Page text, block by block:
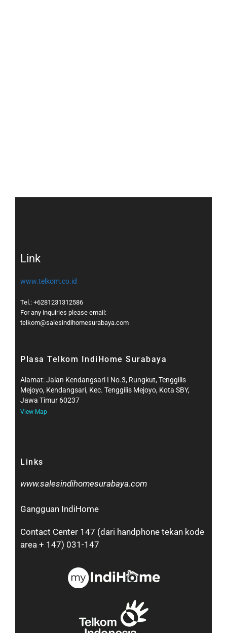
Link
www.telkom.co.id
Tel.: +6281231312586
For any inquiries please email:
telkom@salesindihomesurabaya.com​
Plasa Telkom IndiHome Surabaya
Alamat: Jalan Kendangsari I No.3, Rungkut, Tenggilis
Mejoyo, Kendangsari, Kec. Tenggilis Mejoyo, Kota SBY,
Jawa Timur 60237
View Map
Links
www.salesindihomesurabaya.com​
Gangguan IndiHome
Contact Center 147 (dari handphone tekan kode
area + 147) 031-147